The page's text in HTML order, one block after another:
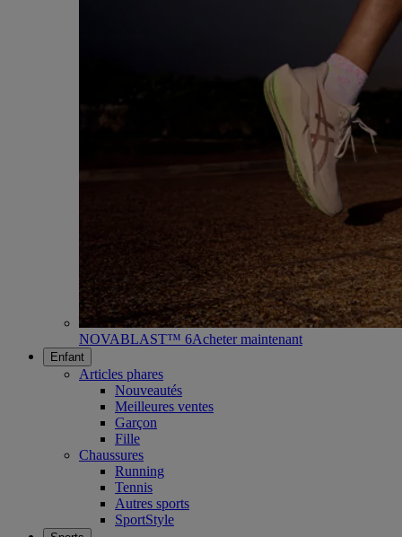
NOVABLAST™ 6Acheter maintenant
Enfant
Articles phares
Nouveautés
Meilleures ventes
Garçon
Fille
Chaussures
Running
Tennis
Autres sports
SportStyle